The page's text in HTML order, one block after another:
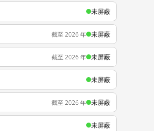
未屏蔽
截至 2026 年 未屏蔽
截至 2026 年 未屏蔽
未屏蔽
截至 2026 年 未屏蔽
未屏蔽